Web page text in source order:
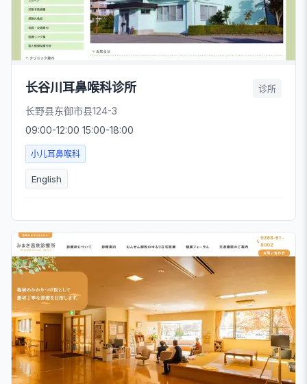
长谷川耳鼻喉科诊所 诊所
长野县东御市县124-3
09:00-12:00 15:00-18:00
小儿耳鼻喉科
English